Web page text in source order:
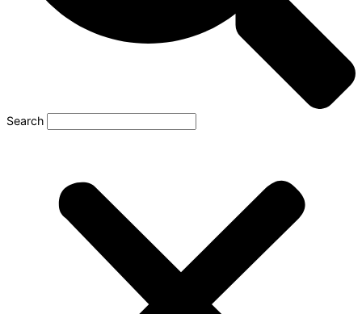
Search